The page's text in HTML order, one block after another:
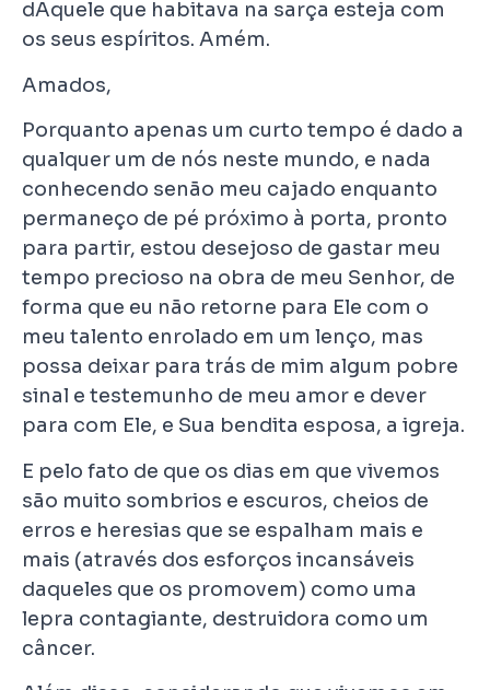
dAquele que habitava na sarça esteja com
os seus espíritos. Amém.
Amados,
Porquanto apenas um curto tempo é dado a
qualquer um de nós neste mundo, e nada
conhecendo senão meu cajado enquanto
permaneço de pé próximo à porta, pronto
para partir, estou desejoso de gastar meu
tempo precioso na obra de meu Senhor, de
forma que eu não retorne para Ele com o
meu talento enrolado em um lenço, mas
possa deixar para trás de mim algum pobre
sinal e testemunho de meu amor e dever
para com Ele, e Sua bendita esposa, a igreja.
E pelo fato de que os dias em que vivemos
são muito sombrios e escuros, cheios de
erros e heresias que se espalham mais e
mais (através dos esforços incansáveis
daqueles que os promovem) como uma
lepra contagiante, destruidora como um
câncer.